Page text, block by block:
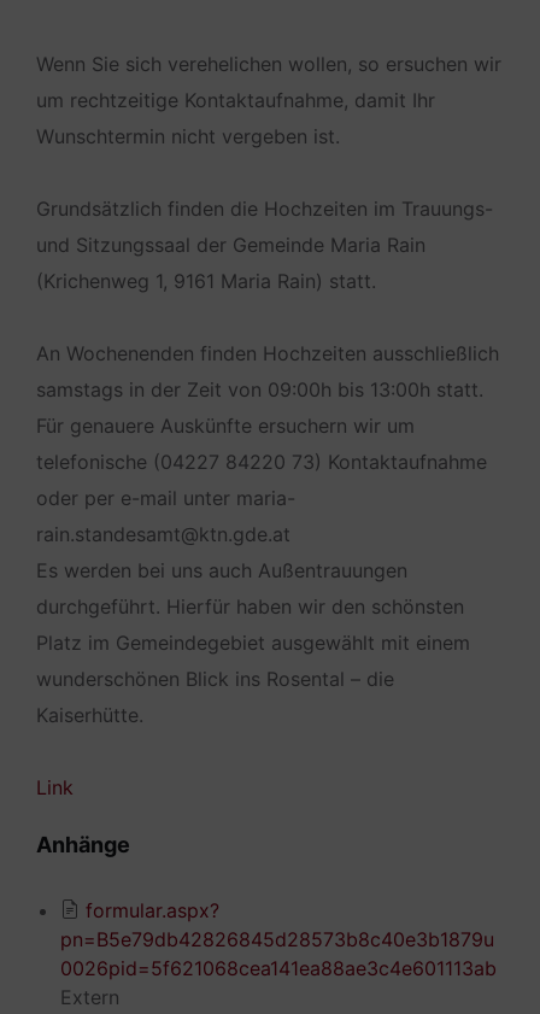
Wenn Sie sich verehelichen wollen, so ersuchen wir
um rechtzeitige Kontaktaufnahme, damit Ihr
Wunschtermin nicht vergeben ist.
Grundsätzlich finden die Hochzeiten im Trauungs-
und Sitzungssaal der Gemeinde Maria Rain
(Krichenweg 1, 9161 Maria Rain) statt.
An Wochenenden finden Hochzeiten ausschließlich
samstags in der Zeit von 09:00h bis 13:00h statt.
Für genauere Auskünfte ersuchern wir um
telefonische (04227 84220 73) Kontaktaufnahme
oder per e-mail unter maria-
rain.standesamt@ktn.gde.at
Es werden bei uns auch Außentrauungen
durchgeführt. Hierfür haben wir den schönsten
Platz im Gemeindegebiet ausgewählt mit einem
wunderschönen Blick ins Rosental – die
Kaiserhütte.
Link
Anhänge
formular.aspx?
pn=B5e79db42826845d28573b8c40e3b1879u
0026pid=5f621068cea141ea88ae3c4e601113ab
Extern